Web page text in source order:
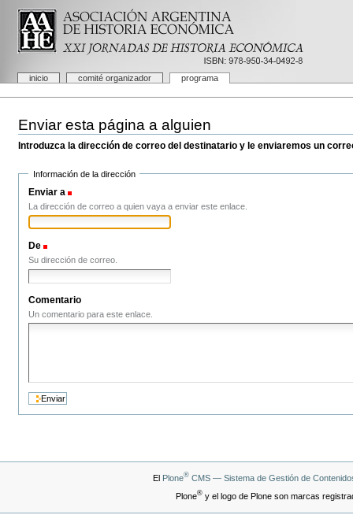
contenido.
Saltar
navegación
Secciones
inicio comité organizador
programa
Herramientas
Personales
Enviar esta página a alguien
Introduzca la dirección de correo del destinatario y le enviaremos un
Información de la dirección
Enviar a
La dirección de correo a quien vaya a enviar este enlace.
De
Su dirección de correo.
Comentario
Un comentario para este enlace.
El Plone®CMS — Sistema de Gestión de
Plone®y el logo de Plone son marcas